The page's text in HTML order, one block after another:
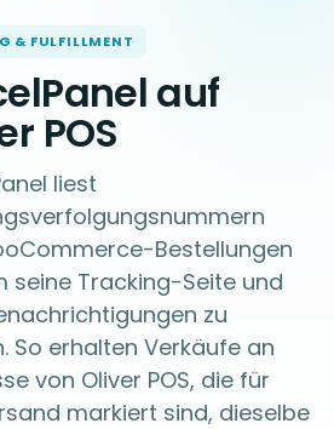
& FULFILLMENT
auf
POS
liest
Bestellungen
seine Tracking-Seite und
zu
So erhalten Verkäufe an
von Oliver POS, die für
markiert sind, dieselbe